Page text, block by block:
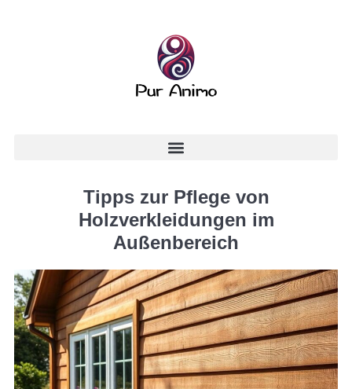
Tipps zur Pflege von
Holzverkleidungen im
Außenbereich